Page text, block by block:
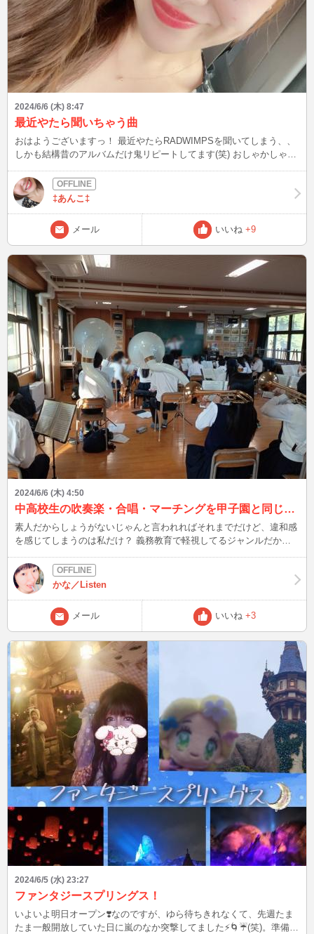
2024/6/6 (木) 8:47
最近やたら聞いちゃう曲
おはようございますっ！ 最近やたらRADWIMPSを聞いてしまう、、
しかも結構昔のアルバムだけ鬼リピートしてます(笑) おしゃかしゃま
戻ってきたら可愛い服に着替えるの忘れて、寝巻きすぎるので戻って
きちゃいまして(´❛-❛`) RADWIMPSのTシャツ着てて〜 の流れで
RADWIMPSの歌の話になり〜の、 「おしゃかしゃまの息吸えないけ
ど、 上手く吸えて噛まずに歌えた時の快感最高だよね」 っていう会
話で懐かしくて鬼リピート(笑) そういうとこにMを感じると言われて
しまいました*⸜(* ॑꒳ ॑* )⸝*ﾜﾝﾀﾞﾎｫｫｫｫｲ 噛まずに歌えるぜの強者はぜひ
チャットしたいです( ˊᗜˋ)(ˊᗜˋ)(ˊᗜˋ ) それでは 今日も最高の1日にしま
しょうっっ！！ 皆さん今日も行ってらっしゃい( ◜ᴗ◝ )ﾆｺ
‡あんこ‡
メール いいね +9
2024/6/6 (木) 4:50
中高校生の吹奏楽・合唱・マーチングを甲子園と同じ感覚で見るのはどうなの？
素人だからしょうがないじゃんと言われればそれまでだけど、違和感
を感じてしまうのは私だけ？ 義務教育で軽視してるジャンルだから
だなと悲しくなります😭 中高校生の吹奏楽・合唱・マーチングは致
命的な弱点が・・・、ざっくり言うと ・ワンパターン →飽きられる
のがめちゃくちゃ早い ・統一性を重要視するので、1人1人の個性を
殺す →少しのミスも許されない ・1番多感な時期に、音楽性を学ばな
い=感性やセンスを磨かない →音楽の基礎である旋律・音程・リズム
は学ぶけど、感情表現や解釈は触れない ・一部例外を除いて、ほと
んどの現場で使い物にならない →海外勢が聞いたら非常に不自然で
異質 ↑のような弱点を補うために、次から次へと新規作成するわけで
すが・・・ 音楽の基礎しかやってない上に、スキルも無い未熟な子
供たちがやってるんだから、どうしたって限界があるよね 「致命的
欠点？ そんなのどうでもいいよ〜 みんなが一生懸命がんばってる あ
の姿がいいんだよ。 みんな輝いてるし キラキラしてて そこがいいん
だよね〜 二度と戻らぬ青春ってね^^」 だから中高生の吹奏楽や合唱
コンクールは、音程とリズム統一大会になるんでしょ？(甲子園なら
それで良いけど、・・・でも甲子園と一緒にされるのは嫌だなぁ あ
れは間違った声帯と筋肉使ってるケースがほとんど、それが原因で悪
い癖になる。(1度ついた悪い癖は、誰かに指摘されない限りなかなか
気付けない) 一生懸命頑張ってるのは分かるけど、みんなで同じリズ
ムと音程出すことが、果たして音楽と言えるのでしょうか？ それに
いくら一生懸命やっても、結果につながらなければ認められませんよ
ね？ それは社会で散々思い知らされてる、皆さんの方がご存知だと
思います。 あ、別にディスってないよ！！ そう聞こえたらごめんね
数の場合は収拾つかなくなるから、好き勝手やって良いわけじゃな
正解ゾーンをもうちょっと広げて良いんじゃない？ 本当に大事なの
はそこじゃないでしょ？ 音楽はもっと情熱的でエキサイティング、
テンション上がり切った後に発狂してナンボ！！ ハングリー精神で
かな／Listen
メール いいね +3
2024/6/5 (水) 23:27
ファンタジースプリングス！
いよいよ明日オープン❣️なのですが、ゆら待ちきれなくて、先週たま
たま一般開放していた日に嵐のなか突撃してました⚡🌀☔(笑)。準備万